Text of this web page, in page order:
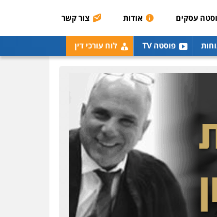
עסקים אודות צור קשר
פוסטה TV לוח עורכי דין
0507120031
עו"ד אייל אביטל
פלילי פשיעה חמורה
מעצרים וחקירות
0544712201
עו"ד בועז קניג
פלילי משפחה כלכלי
0507003001
ויקי שמואל – משרד עו"ד
משפט פלילי
0528959600